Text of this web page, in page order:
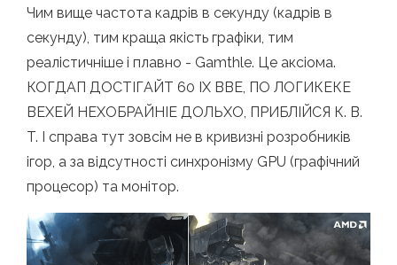
Чим вище частота кадрів в секунду (кадрів в
секунду), тим краща якість графіки, тим
реалістичніше і плавно - Gamthle. Це аксіома.
КОГДАП ДОСТІГАЙТ 60 ІХ ВВЕ, ПО ЛОГИКЕКЕ
ВЕХЕЙ НЕХОБРАЙНІЕ ДОЛЬХО, ПРИБЛІЙСЯ К. В.
T. І справа тут зовсім не в кривизні розробників
ігор, а за відсутності синхронізму GPU (графічний
процесор) та монітор.